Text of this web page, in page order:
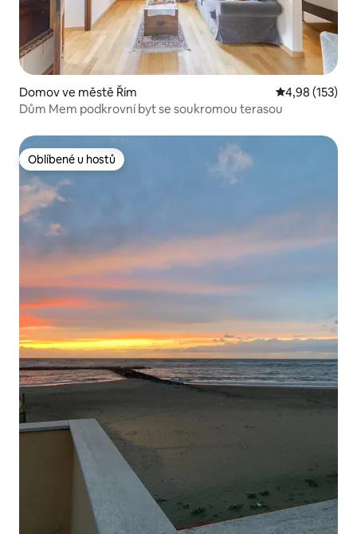
Domov ve městě Řím Průměrné
4,98 (153)
Dům Mem podkrovní byt se soukromou terasou
Oblíbené u hostů
Oblíbené u hostů